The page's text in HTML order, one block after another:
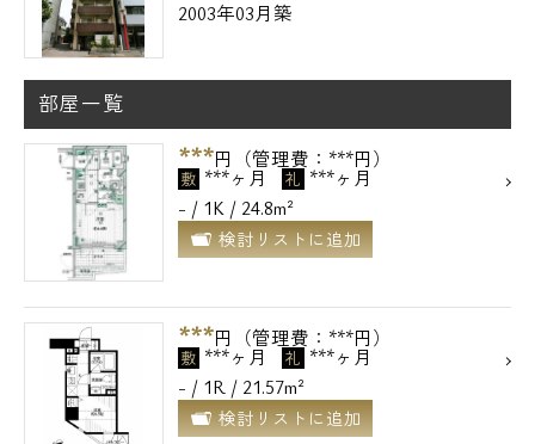
2003年03月築
部屋一覧
***円（管理費：***円）
敷 ***ヶ月 礼 ***ヶ月
- / 1K / 24.8m²
検討リストに追加
***円（管理費：***円）
敷 ***ヶ月 礼 ***ヶ月
- / 1R / 21.57m²
検討リストに追加